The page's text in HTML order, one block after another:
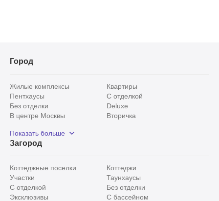
Город
Жилые комплексы
Квартиры
Пентхаусы
С отделкой
Без отделки
Deluxe
В центре Москвы
Вторичка
Рядом с парком
С панорамными окнами
Показать больше
Загород
Коттеджные поселки
Коттеджи
Участки
Таунхаусы
С отделкой
Без отделки
Эксклюзивы
С бассейном